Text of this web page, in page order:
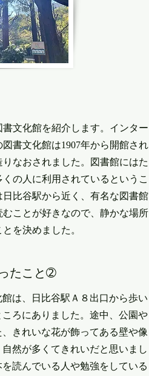
たこと➁
は、日比谷駅Ａ８出口から歩い
ろにありました。途中、公園や
きれいな花が飾ってある壁や像
然が多くてきれいだと思いまし
読んでいる人や勉強をしている
文化館を紹介します。インター
書文化館は1907年から開館され
なおされました。図書館にはた
の人に利用されているというこ
比谷駅から近く、有名な図書館
ことが好きなので、静かな場所
を決めました。